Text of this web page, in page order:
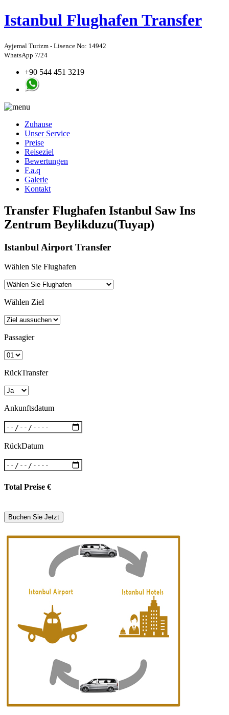
Istanbul Flughafen Transfer
Ayjemal Turizm - Lisence No: 14942
WhatsApp 7/24
+90 544 451 3219
Zuhause
Unser Service
Preise
Reiseziel
Bewertungen
F.a.q
Galerie
Kontakt
Transfer Flughafen Istanbul Saw Ins
Zentrum Beylikduzu(Tuyap)
Istanbul Airport Transfer
Wählen Sie Flughafen
Wählen Ziel
Passagier
RückTransfer
Ankunftsdatum
RückDatum
Total Preise €